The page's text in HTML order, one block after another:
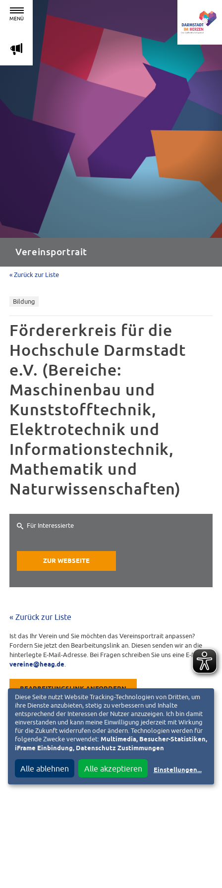
MENÜ
m
Vereinsportrait
« Zurück zur Liste
Bildung
Fördererkreis für die
Hochschule Darmstadt
e.V. (Bereiche:
Maschinenbau und
Kunststofftechnik,
Elektrotechnik und
Informationstechnik,
Mathematik und
Naturwissenschaften)
Für Interessierte
ZUR WEBSEITE
« Zurück zur Liste
Ist das Ihr Verein und Sie möchten das Vereinsportrait anpassen?
Fordern Sie jetzt den Bearbeitungslink an. Diesen senden wir an die
hinterlegte E-Mail-Adresse. Bei Fragen schreiben Sie uns eine E-Mail an
vereine@heag.de.
BEARBEITUNGSLINK ANFORDERN
Diese Seite nutzt Website Tracking-Technologien von Dritten, um
ihre Dienste anzubieten, stetig zu verbessern und Inhalte
entsprechend der Interessen der Nutzer anzuzeigen. Ich bin damit
einverstanden und kann meine Einwilligung jederzeit mit Wirkung
für die Zukunft widerrufen oder ändern. Technologien werden für
folgende Zwecke verwendet: Multimedia, Besucher-Statistiken,
iFrame Einbindung, Datenschutz Zustimmungen
Alle ablehnen Alle akzeptieren Einstellungen...